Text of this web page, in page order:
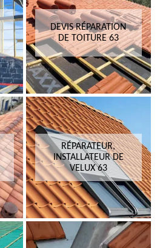
DEVIS RÉPARATION
DE TOITURE 63
RÉPARATEUR,
INSTALLATEUR DE
VELUX 63